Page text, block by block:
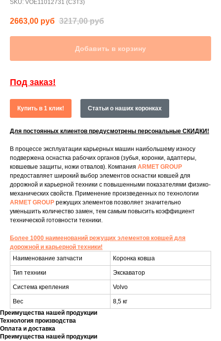
SKU: VOE11012731 (C3T3)
2663,00 руб 3217,00 руб
Добавить в корзину
Под заказ!
Купить в 1 клик! Статьи о наших коронках
Для постоянных клиентов предусмотрены персональные СКИДКИ!
В процессе эксплуатации карьерных машин наибольшему износу
подвержена оснастка рабочих органов (зубья, коронки, адаптеры,
ковшевые защиты, ножи отвалов). Компания ARMET GROUP
предоставляет широкий выбор элементов оснастки ковшей для
дорожной и карьерной техники с повышенными показателями физико-
механических свойств. Применение произведенных по технологии
ARMET GROUP режущих элементов позволяет значительно
уменьшить количество замен, тем самым повысить коэффициент
технической готовности техники.
Более 1000 наименований режущих элементов ковшей для
дорожной и карьерной техники!
Наименование запчасти
Коронка ковша
Тип техники Экскаватор
Система крепления Volvo
Вес
8,5 кг
Преимущества нашей продукции
Технология производства
Оплата и доставка
Преимущества нашей продукции